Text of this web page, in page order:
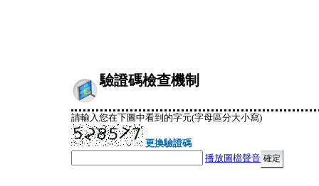
驗證碼檢查機制
請輸入您在下圖中看到的字元(字母區分大小寫)
更換驗證碼
播放圖檔聲音